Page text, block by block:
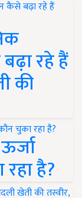
रहे हैं
की
है?